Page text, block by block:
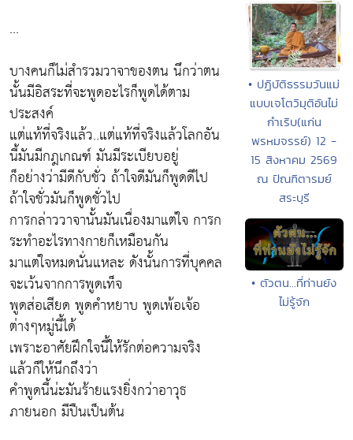
...
บางคนก็ไม่สำรวมวาจาของตน นึกว่าตน
นั้นมีอิสระที่จะพูดอะไรก็พูดได้ตาม
ประสงค์
แต่แท้ที่จริงแล้ว..แต่แท้ที่จริงแล้วโลกอัน
นี้มันมีกฎเกณฑ์ มันมีระเบียบอยู่
ก็อย่างว่ามีดีกับชั่ว ถ้าใจดีมันก็พูดดีไป
ถ้าใจชั่วมันก็พูดชั่วไป
การกล่าววาจานั้นมันเนื่องมาแต่ใจ การก
ระทำอะไรทางกายก็เหมือนกัน
มาแต่ใจหมดนั่นแหละ ดังนั้นการที่บุคคล
จะเว้นจากการพูดเท็จ
พูดส่อเสียด พูดคำหยาบ พูดเพ้อเจ้อ
ต่างๆหมู่นี้ได้
เพราะอาศัยฝึกใจนี้ให้รักต่อความจริง
แล้วก็ให้นึกถึงว่า
คำพูดนี้น่ะมันร้ายแรงยิ่งกว่าอาวุธ
ภายนอก มีปืนเป็นต้น
• ปฏิบัติธรรมวันแม่
แบบเจโตวิมุติอันไม่
กำเริบ(แก่น
พรหมจรรย์) 12 -
15 สิงหาคม 2569
ณ ปัณฑิตารมย์
สระบุรี
• ตัวตน...ที่ท่านยัง
ไม่รู้จัก